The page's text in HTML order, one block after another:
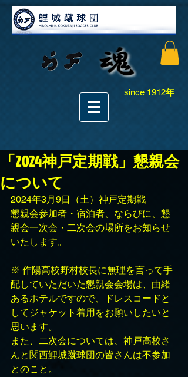
since 1912年
「2024神戸定期戦」懇親会
について
2024年3月9日（土）神戸定期戦
懇親会参加者・宿泊者、ならびに、懇
親会一次会・二次会の場所をお知らせ
いたします。
※ 作陽高校野村校長に無理を言って手
配していただいた懇親会会場は、由緒
あるホテルですので、ドレスコードと
してジャケット着用をお願いしたいと
思います。
また、二次会については、神戸高校さ
んと関西鯉城蹴球団の皆さんは不参加
とのこと。